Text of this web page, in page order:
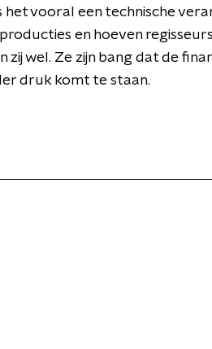
het vooral een technische
en hoeven
zij wel. Ze zijn bang dat de
druk komt te staan.